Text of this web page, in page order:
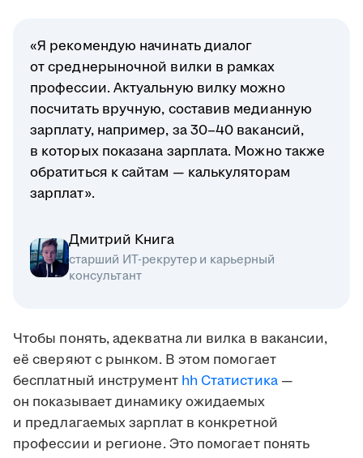
«Я рекомендую начинать диалог
от среднерыночной вилки в рамках
профессии. Актуальную вилку можно
посчитать вручную, составив медианную
зарплату, например, за 30–40 вакансий,
в которых показана зарплата. Можно также
обратиться к сайтам — калькуляторам
зарплат».
Дмитрий Книга
старший ИТ-рекрутер и карьерный
консультант
Чтобы понять, адекватна ли вилка в вакансии,
её сверяют с рынком. В этом помогает
бесплатный инструмент hh Статистика—
он показывает динамику ожидаемых
и предлагаемых зарплат в конкретной
профессии и регионе. Это помогает понять